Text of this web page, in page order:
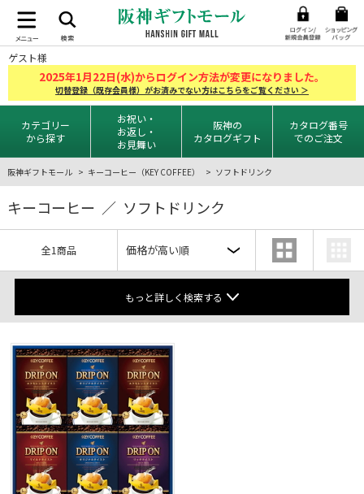
ゲスト様
2025年1月22日(水)からログイン方法が変更になりました。
切替登録（既存会員様）がお済みでない方はこちらをご覧ください ＞
カテゴリー
から探す
お祝い・
お返し・
お見舞い
阪神の
カタログギフト
カタログ番号
でのご注文
阪神ギフトモール キーコーヒー（KEY COFFEE） ソフトドリンク
キーコーヒー ／ ソフトドリンク
全1商品
もっと詳しく検索する